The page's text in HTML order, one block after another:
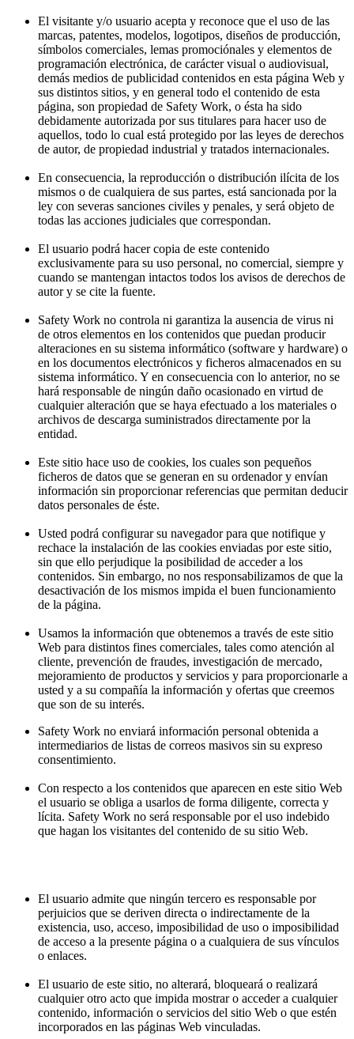
El visitante y/o usuario acepta y reconoce que el uso de las
marcas, patentes, modelos, logotipos, diseños de producción,
símbolos comerciales, lemas promociónales y elementos de
programación electrónica, de carácter visual o audiovisual,
demás medios de publicidad contenidos en esta página Web y
sus distintos sitios, y en general todo el contenido de esta
página, son propiedad de Safety Work, o ésta ha sido
debidamente autorizada por sus titulares para hacer uso de
aquellos, todo lo cual está protegido por las leyes de derechos
de autor, de propiedad industrial y tratados internacionales.
En consecuencia, la reproducción o distribución ilícita de los
mismos o de cualquiera de sus partes, está sancionada por la
ley con severas sanciones civiles y penales, y será objeto de
todas las acciones judiciales que correspondan.
El usuario podrá hacer copia de este contenido
exclusivamente para su uso personal, no comercial, siempre y
cuando se mantengan intactos todos los avisos de derechos de
autor y se cite la fuente.
Safety Work no controla ni garantiza la ausencia de virus ni
de otros elementos en los contenidos que puedan producir
alteraciones en su sistema informático (software y hardware) o
en los documentos electrónicos y ficheros almacenados en su
sistema informático. Y en consecuencia con lo anterior, no se
hará responsable de ningún daño ocasionado en virtud de
cualquier alteración que se haya efectuado a los materiales o
archivos de descarga suministrados directamente por la
entidad.
Este sitio hace uso de cookies, los cuales son pequeños
ficheros de datos que se generan en su ordenador y envían
información sin proporcionar referencias que permitan deducir
datos personales de éste.
Usted podrá configurar su navegador para que notifique y
rechace la instalación de las cookies enviadas por este sitio,
sin que ello perjudique la posibilidad de acceder a los
contenidos. Sin embargo, no nos responsabilizamos de que la
desactivación de los mismos impida el buen funcionamiento
de la página.
Usamos la información que obtenemos a través de este sitio
Web para distintos fines comerciales, tales como atención al
cliente, prevención de fraudes, investigación de mercado,
mejoramiento de productos y servicios y para proporcionarle a
usted y a su compañía la información y ofertas que creemos
que son de su interés.
Safety Work no enviará información personal obtenida a
intermediarios de listas de correos masivos sin su expreso
consentimiento.
Con respecto a los contenidos que aparecen en este sitio Web
el usuario se obliga a usarlos de forma diligente, correcta y
lícita. Safety Work no será responsable por el uso indebido
que hagan los visitantes del contenido de su sitio Web.
El usuario admite que ningún tercero es responsable por
perjuicios que se deriven directa o indirectamente de la
existencia, uso, acceso, imposibilidad de uso o imposibilidad
de acceso a la presente página o a cualquiera de sus vínculos
o enlaces.
El usuario de este sitio, no alterará, bloqueará o realizará
cualquier otro acto que impida mostrar o acceder a cualquier
contenido, información o servicios del sitio Web o que estén
incorporados en las páginas Web vinculadas.